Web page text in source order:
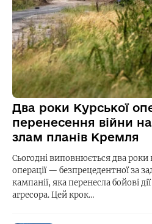
Два роки Курської
перенесення війни
злам планів Кремля
Сьогодні виповнюється два роки
операції — безпрецедентної за
кампанії, яка перенесла бойові
агресора. Цей крок…